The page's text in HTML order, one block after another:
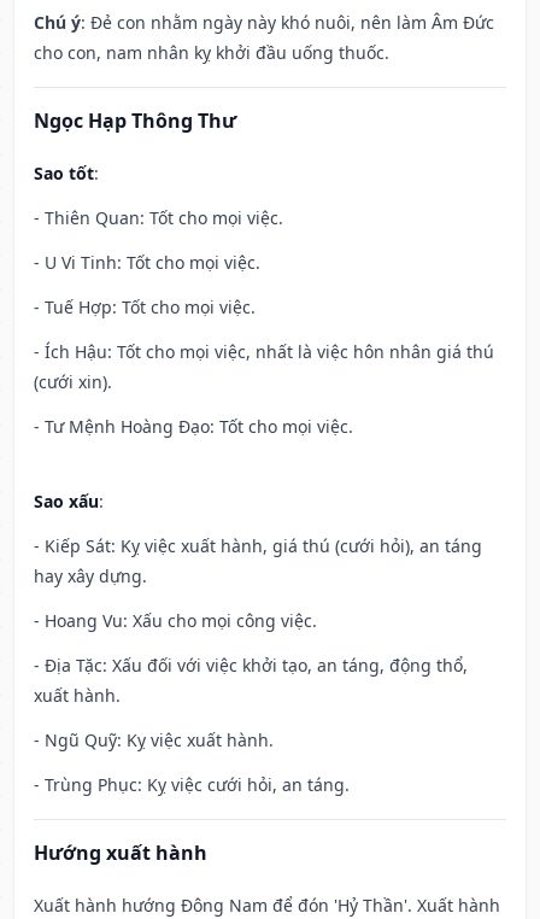
Chú ý: Đẻ con nhằm ngày này khó nuôi, nên làm Âm Đức
cho con, nam nhân kỵ khởi đầu uống thuốc.
Ngọc Hạp Thông Thư
Sao tốt:
- Thiên Quan: Tốt cho mọi việc.
- U Vi Tinh: Tốt cho mọi việc.
- Tuế Hợp: Tốt cho mọi việc.
- Ích Hậu: Tốt cho mọi việc, nhất là việc hôn nhân giá thú
(cưới xin).
- Tư Mệnh Hoàng Đạo: Tốt cho mọi việc.
Sao xấu:
- Kiếp Sát: Kỵ việc xuất hành, giá thú (cưới hỏi), an táng
hay xây dựng.
- Hoang Vu: Xấu cho mọi công việc.
- Địa Tặc: Xấu đối với việc khởi tạo, an táng, động thổ,
xuất hành.
- Ngũ Quỹ: Kỵ việc xuất hành.
- Trùng Phục: Kỵ việc cưới hỏi, an táng.
Hướng xuất hành
Xuất hành hướng Đông Nam để đón 'Hỷ Thần'. Xuất hành